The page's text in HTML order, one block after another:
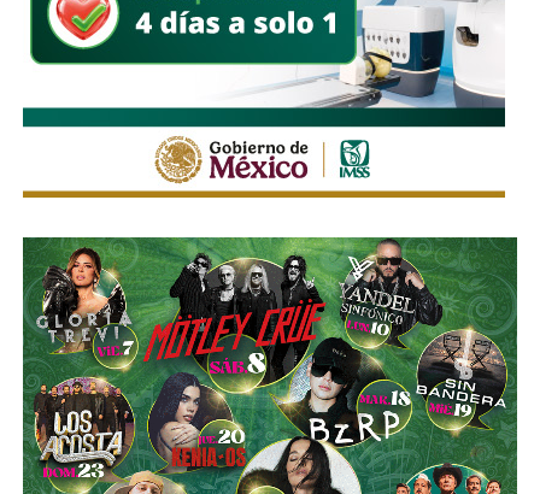
La Avenida Chapultepec tiene varias señales que indican
que ellímite de velocidad es de 50 km/h, algunas casi
borradas -ahí te encargo, Ayuntamiento- pero en los
videos que circularon de autos voladores,en ninguno de
los casos, la velocidad del vehículo estaba por debajo
del límite permitido
.
Sí hubo un fallo grande por parte de lasautoridades
viales municipales que no anunciaron a tiempo el tope